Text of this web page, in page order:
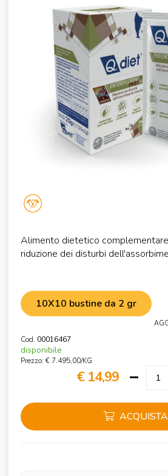
Alimento dietetico
riduzione dei disturbi
10X10 bustine da 2 gr
Cod. 00016467
disponibile
Prezzo: € 7.495,00/KG
€ 14,99
ACQUISTA